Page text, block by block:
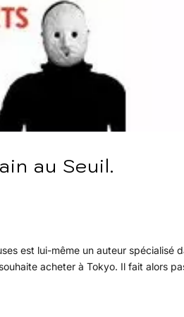
au Seuil.
est lui-même un auteur spécialisé
acheter à Tokyo. Il fait alors